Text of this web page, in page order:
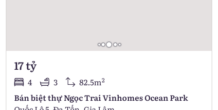
17 tỷ
4 3 82.5m2
Bán biệt thự Ngọc Trai Vinhomes Ocean Park